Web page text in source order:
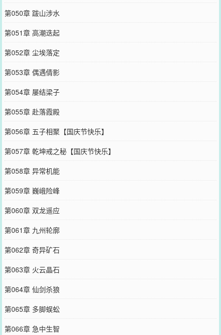
第050章 跋山涉水
第051章 高潮迭起
第052章 尘埃落定
第053章 偶遇倩影
第054章 屡结梁子
第055章 赴落霞殿
第056章 五子相聚【国庆节快乐】
第057章 乾坤戒之秘【国庆节快乐】
第058章 异常机能
第059章 巍峨险峰
第060章 双龙遥应
第061章 九州轮廓
第062章 奇异矿石
第063章 火云晶石
第064章 仙剑杀狼
第065章 多脚蜈蚣
第066章 急中生智